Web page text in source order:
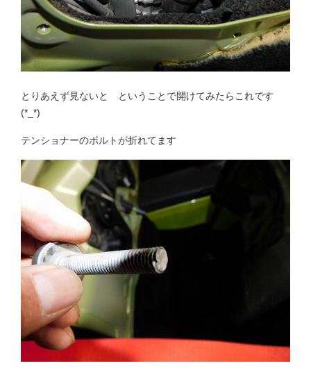
とりあえず見ないと ということで開けてみたらこれです
(*_*)
テンショナーのボルトが折れてます